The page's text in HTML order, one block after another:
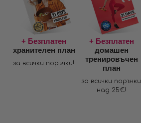
+ Безплатен
хранителен план
за всички поръчки!
+ Безплатен
домашен
тренировъчен
план
за всички поръчки
над 25€!